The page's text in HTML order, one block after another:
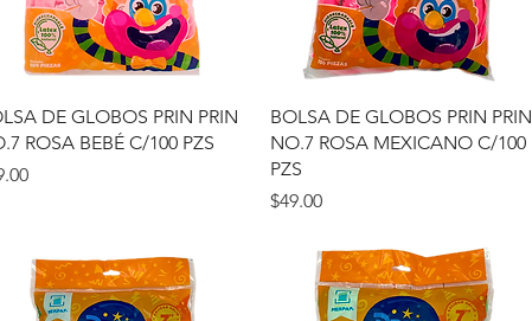
Vista rápida
DE GLOBOS PRIN PRIN
ROSA BEBÉ C/100 PZS
Vista rápida
BOLSA DE GLOBOS PRIN PRIN
NO.7 ROSA MEXICANO C/100
PZS
Precio
$49.00